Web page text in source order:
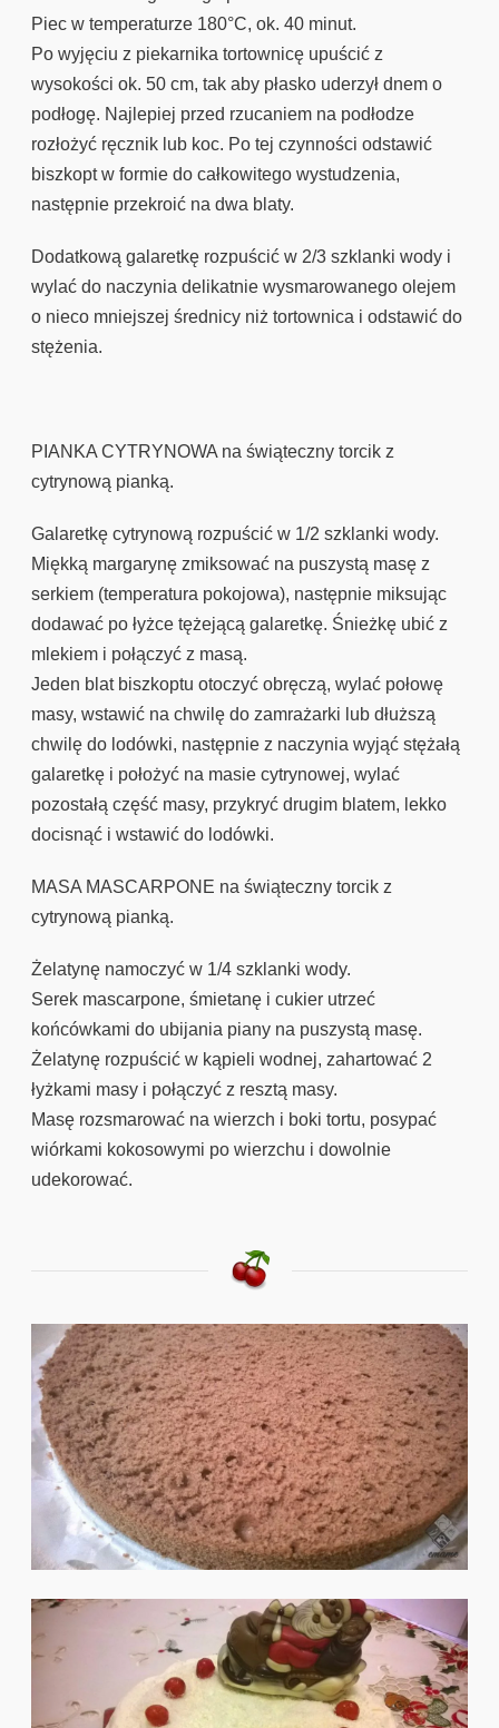
Piec w temperaturze 180°C, ok. 40 minut.
Po wyjęciu z piekarnika tortownicę upuścić z
wysokości ok. 50 cm, tak aby płasko uderzył dnem o
podłogę. Najlepiej przed rzucaniem na podłodze
rozłożyć ręcznik lub koc. Po tej czynności odstawić
biszkopt w formie do całkowitego wystudzenia,
następnie przekroić na dwa blaty.
Dodatkową galaretkę rozpuścić w 2/3 szklanki wody i
wylać do naczynia delikatnie wysmarowanego olejem
o nieco mniejszej średnicy niż tortownica i odstawić do
stężenia.
PIANKA CYTRYNOWA na świąteczny torcik z
cytrynową pianką.
Galaretkę cytrynową rozpuścić w 1/2 szklanki wody.
Miękką margarynę zmiksować na puszystą masę z
serkiem (temperatura pokojowa), następnie miksując
dodawać po łyżce tężejącą galaretkę. Śnieżkę ubić z
mlekiem i połączyć z masą.
Jeden blat biszkoptu otoczyć obręczą, wylać połowę
masy, wstawić na chwilę do zamrażarki lub dłuższą
chwilę do lodówki, następnie z naczynia wyjąć stężałą
galaretkę i położyć na masie cytrynowej, wylać
pozostałą część masy, przykryć drugim blatem, lekko
docisnąć i wstawić do lodówki.
MASA MASCARPONE na świąteczny torcik z
cytrynową pianką.
Żelatynę namoczyć w 1/4 szklanki wody.
Serek mascarpone, śmietanę i cukier utrzeć
końcówkami do ubijania piany na puszystą masę.
Żelatynę rozpuścić w kąpieli wodnej, zahartować 2
łyżkami masy i połączyć z resztą masy.
Masę rozsmarować na wierzch i boki tortu, posypać
wiórkami kokosowymi po wierzchu i dowolnie
udekorować.